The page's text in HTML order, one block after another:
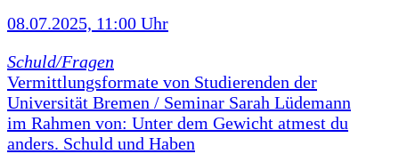
08.07.2025, 11:00 Uhr
Schuld/Fragen
Vermittlungsformate von Studierenden der
Universität Bremen / Seminar Sarah Lüdemann
im Rahmen von: Unter dem Gewicht atmest du
anders. Schuld und Haben